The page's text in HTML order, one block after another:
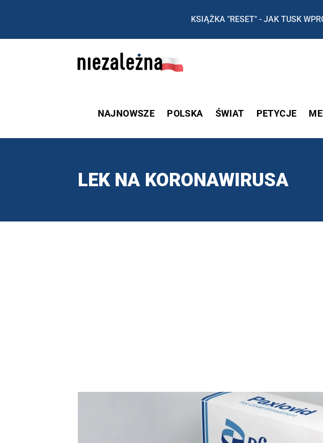
KSIĄŻKA "RESET" - JAK TUSK
NAJNOWSZE POLSKA ŚWIAT PETYCJE
LEK NA KORONAWIRUSA